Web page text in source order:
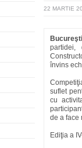
22 MARTIE
partidei,
învins
suflet
cu
de a face
Ediţia a